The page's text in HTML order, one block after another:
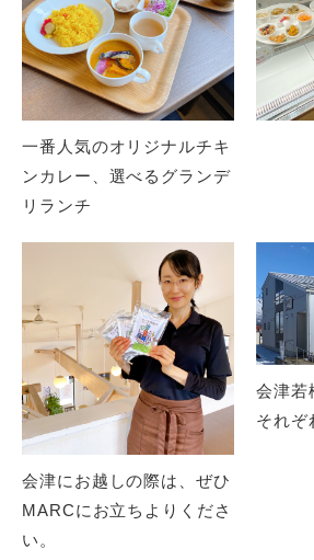
一番人気のオリジナルチキ
ンカレー、選べるグランデ
リランチ
会津にお越しの際は、ぜひ
MARCにお立ちよりくださ
い。
会津若
それぞ